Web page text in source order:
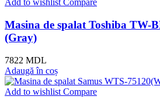
Add to wishlistCompare
Masina de spalat Toshiba TW-
(Gray)
7822 MDL
Adaugă în coș
Add to wishlist Compare